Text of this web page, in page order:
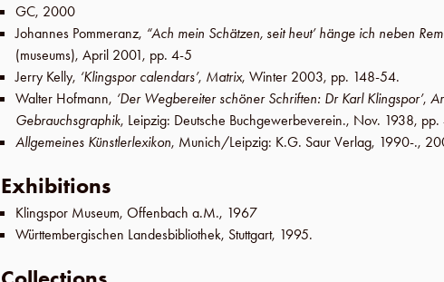
GC, 2000
Johannes Pommeranz, “Ach mein Schätzen, seit heut’ hänge ich neben
(museums), April 2001, pp. 4-5
Jerry Kelly, ‘Klingspor calendars’, Matrix, Winter 2003, pp. 148-54.
Walter Hofmann, ‘Der Wegbereiter schöner Schriften: Dr Karl Klingspor’,
Gebrauchsgraphik, Leipzig: Deutsche Buchgewerbeverein., Nov. 1938, pp.
Allgemeines Künstlerlexikon, Munich/Leipzig: K.G. Saur Verlag, 1990-.,
Exhibitions
Klingspor Museum, Offenbach a.M., 1967
Württembergischen Landesbibliothek, Stuttgart, 1995.